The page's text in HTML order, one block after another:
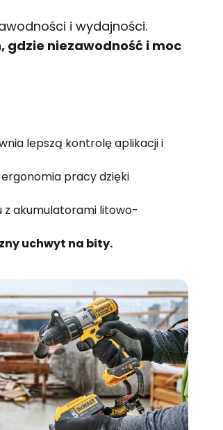
i wydajności.
gdzie niezawodność i moc
lepszą kontrolę aplikacji i
pracy dzięki
z akumulatorami litowo-
uchwyt na bity.